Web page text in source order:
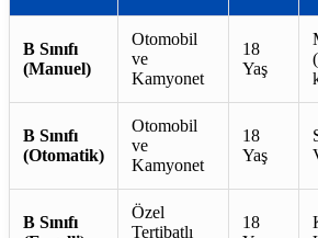
B Sınıfı
(Manuel)
Otomobil
ve
Kamyonet
18
Yaş
B Sınıfı
(Otomatik)
Otomobil
ve
Kamyonet
18
Yaş
B Sınıfı
Özel
Tertibatlı
18